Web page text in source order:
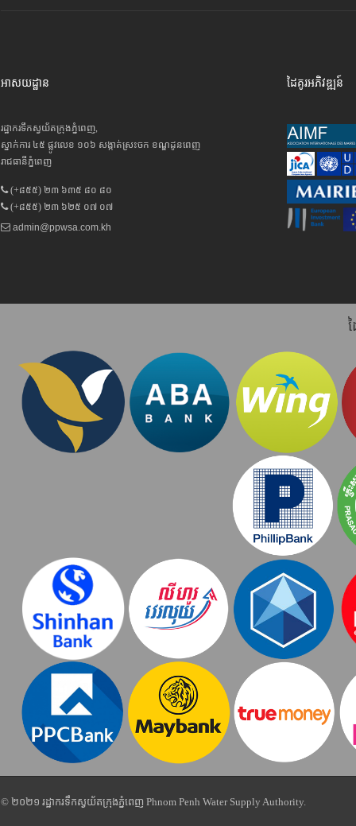
អាសយដ្ឋាន
រដ្ឋាករទឹកស្វយ័តក្រុងភ្នំពេញ,
ស្នាក់ការ ៤៥ ផ្លូវលេខ ១០៦ សង្កាត់ស្រះចក ខណ្ឌដូនពេញ
រាជធានីភ្នំពេញ
(+៨៥៥) ២៣ ៦៣៥ ៨០ ៨០
(+៨៥៥) ២៣ ៦២៥ ០៧ ០៧
admin@ppwsa.com.kh
ដៃគូរអភិវឌ្ឍន៍
© ២០២១ រដ្ឋាករទឹកស្វយ័តក្រុងភ្នំពេញ Phnom Penh Water Supply Authority.